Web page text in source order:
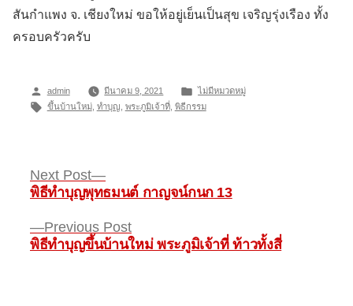
สันกำแพง จ.​ เชียงใหม่ ขอให้อยู่เย็นเป็นสุข เจริญรุ่งเรือง ทั้ง
ครอบครัวครับ
Posted
by
admin มีนาคม 9, 2021
Posted
in
ไม่มีหมวดหมู่
Tags:
ขึ้นบ้านใหม่, ทำบุญ พระภูมิเจ้าที่, พิธีกรรม
เรื่อง
Previous PostPrevious
post:
พิธีทำบุญขึ้นบ้านใหม่ พระภูมิเจ้าที่ ท้าวทั้งสี่
Next Post
Next
post:
พิธีทำบุญพุทธมนต์ กาญจน์กนก 13